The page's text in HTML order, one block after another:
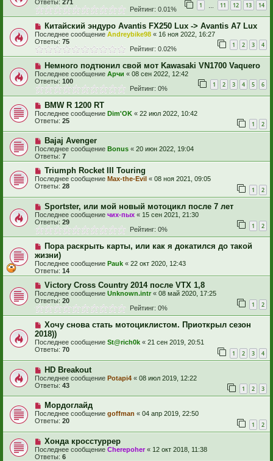
Ответы: 271 1 11 12 13 14
Рейтинг: 0.01%
Китайский эндуро Avantis FX250 Lux -> Avantis A7 Lux
Последнее сообщение Andreybike98 « 16 ноя 2022, 16:27
Ответы: 75 1 2 3 4
Рейтинг: 0.02%
Немного подтюнил свой мот Kawasaki VN1700 Vaquero
Последнее сообщение Арчи « 08 сен 2022, 12:42
Ответы: 100 1 2 3 4 5 6
Рейтинг: 0%
BMW R 1200 RT
Последнее сообщение Dim'OK « 22 июл 2022, 10:42
Ответы: 25 1 2
Bajaj Avenger
Последнее сообщение Bonus « 20 июн 2022, 19:04
Ответы: 7
Triumph Rocket III Touring
Последнее сообщение Max-the-Evil « 08 ноя 2021, 09:05
Ответы: 28 1 2
Sportster, или мой новый мотоцикл после 7 лет
Последнее сообщение чих-пых « 15 сен 2021, 21:30
Ответы: 29 1 2
Рейтинг: 0%
Пора раскрыть карты, или как я докатился до такой
жизни)
Последнее сообщение Pauk « 22 окт 2020, 12:43
Ответы: 14
Victory Cross Country 2014 после VTX 1,8
Последнее сообщение Unknown.intr « 08 май 2020, 17:25
Ответы: 20 1 2
Рейтинг: 0%
Хочу снова стать мотоциклистом. Приоткрыл сезон
2018))
Последнее сообщение St@rich0k « 21 сен 2019, 20:51
Ответы: 70 1 2 3 4
HD Breakout
Последнее сообщение Potapi4 « 08 июл 2019, 12:22
Ответы: 43 1 2 3
Мордоглайд
Последнее сообщение goffman « 04 апр 2019, 22:50
Ответы: 20 1 2
Хонда кросстуррер
Последнее сообщение Cherepoher« 12 окт 2018, 11:38
Ответы: 6